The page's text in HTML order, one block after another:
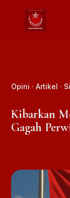
Opini ·Artikel ·
Kibarkan
Gagah